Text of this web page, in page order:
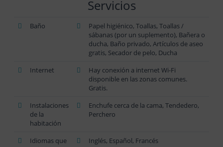
Servicios
Baño
Papel higiénico, Toallas, Toallas /
sábanas (por un suplemento), Bañera o
ducha, Baño privado, Artículos de aseo
gratis, Secador de pelo, Ducha
Internet
Hay conexión a internet Wi-Fi
disponible en las zonas comunes.
Gratis.
Instalaciones
de la
habitación
Enchufe cerca de la cama, Tendedero,
Perchero
Idiomas que
Inglés, Español, Francés